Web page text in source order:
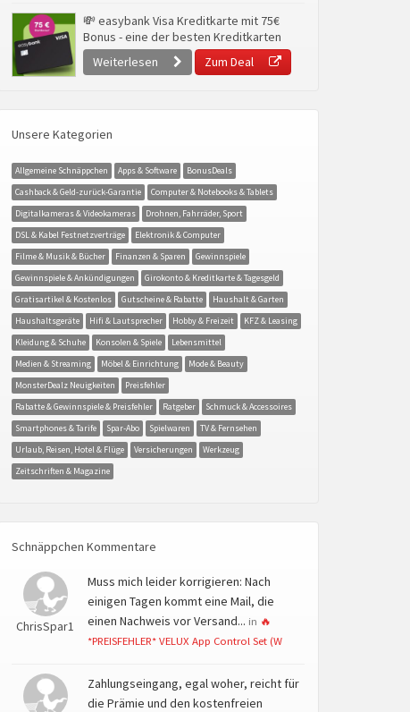
💸 easybank Visa Kreditkarte mit 75€
Bonus - eine der besten Kreditkarten
Weiterlesen
Zum Deal
Unsere Kategorien
Allgemeine Schnäppchen Apps & Software
BonusDeals
Cashback & Geld-zurück-Garantie
Computer & Notebooks & Tablets
Digitalkameras & Videokameras
Drohnen, Fahrräder, Sport
DSL & Kabel Festnetzverträge
Elektronik & Computer
Filme & Musik & Bücher
Finanzen & Sparen
Gewinnspiele
Gewinnspiele & Ankündigungen
Girokonto & Kreditkarte & Tagesgeld
Gratisartikel & Kostenlos
Gutscheine & Rabatte
Haushalt & Garten
Haushaltsgeräte
Hifi & Lautsprecher Hobby & Freizeit
KFZ & Leasing
Kleidung & Schuhe
Konsolen & Spiele
Lebensmittel
Medien & Streaming
Möbel & Einrichtung
Mode & Beauty
MonsterDealz Neuigkeiten
Preisfehler
Rabatte & Gewinnspiele & Preisfehler
Ratgeber
Schmuck & Accessoires
Smartphones & Tarife
Spar-Abo Spielwaren
TV & Fernsehen
Urlaub, Reisen, Hotel & Flüge
Versicherungen
Werkzeug
Zeitschriften & Magazine
Schnäppchen Kommentare
ChrisSpar1
Muss mich leider korrigieren: Nach
einigen Tagen kommt eine Mail, die
einen Nachweis vor Versand... in 🔥
*PREISFEHLER* VELUX App Control Set (W
Zahlungseingang, egal woher, reicht für
die Prämie und den kostenfreien